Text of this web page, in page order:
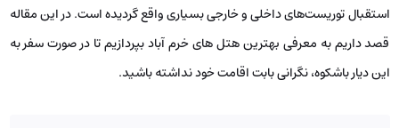
استقبال توریست‌های داخلی و خارجی بسیاری واقع گردیده است. در این مقاله
قصد داریم به معرفی بهترین هتل‌ های خرم آباد بپردازیم تا در صورت سفر به
این دیار باشکوه، نگرانی بابت اقامت خود نداشته باشید.